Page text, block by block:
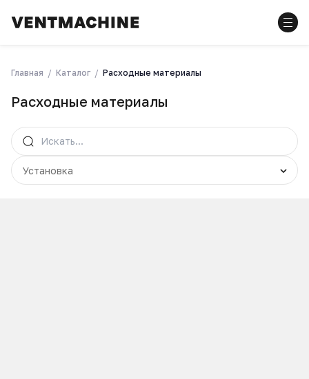
Главная Каталог Расходные материалы
Расходные материалы
Установка